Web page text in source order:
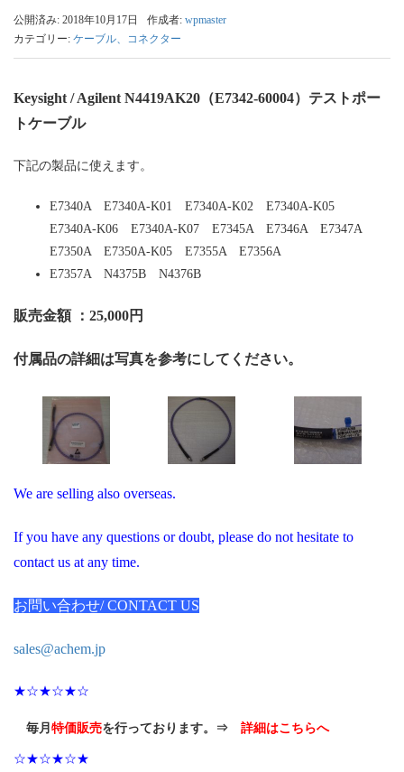
公開済み: 2018年10月17日 作成者: wpmaster
カテゴリー: ケーブル、コネクター
Keysight / Agilent N4419AK20（E7342-60004）テストポー
トケーブル
下記の製品に使えます。
E7340A E7340A-K01 E7340A-K02 E7340A-K05
E7340A-K06 E7340A-K07 E7345A E7346A E7347A
E7350A E7350A-K05 E7355A E7356A
E7357A N4375B N4376B
販売金額 ：25,000円
付属品の詳細は写真を参考にしてください。
We are selling also overseas.
If you have any questions or doubt, please do not hesitate to
contact us at any time.
お問い合わせ/ CONTACT US
sales@achem.jp
★☆★☆★☆
毎月 特価販売を行っております。⇒ 詳細はこちらへ
☆★☆★☆★